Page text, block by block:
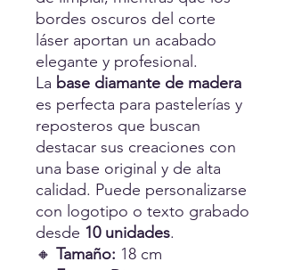
bordes oscuros del corte
láser aportan un acabado
elegante y profesional.
La base diamante de madera
es perfecta para pastelerías y
reposteros que buscan
destacar sus creaciones con
una base original y de alta
calidad. Puede personalizarse
con logotipo o texto grabado
desde 10 unidades.
🔸 Tamaño: 18 cm